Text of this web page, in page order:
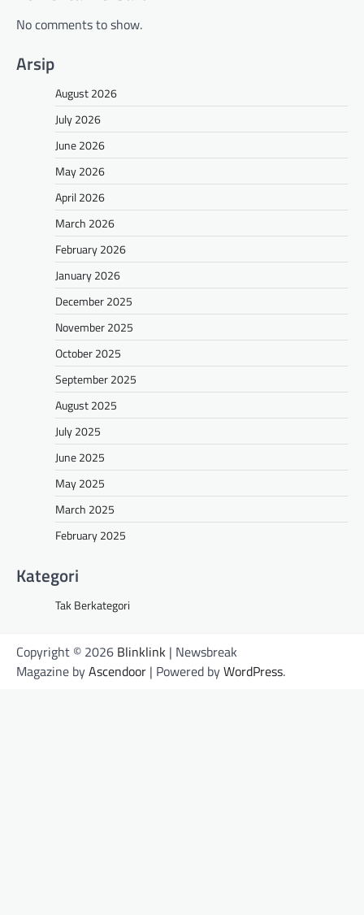
No comments to show.
Arsip
August 2026
July 2026
June 2026
May 2026
April 2026
March 2026
February 2026
January 2026
December 2025
November 2025
October 2025
September 2025
August 2025
July 2025
June 2025
May 2025
March 2025
February 2025
Kategori
Tak Berkategori
Copyright © 2026 Blinklink | Newsbreak
Magazine byAscendoor | Powered byWordPress.